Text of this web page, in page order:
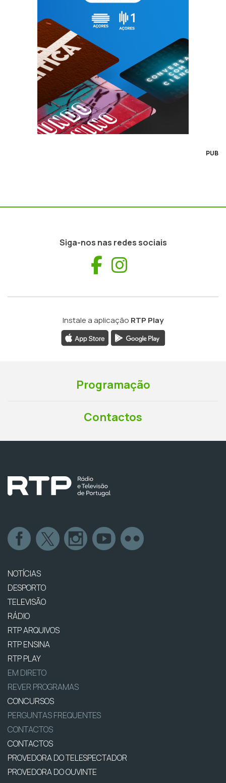
PUB
Siga-nos nas redes sociais
Facebook
Instale a aplicação RTP Play
Programação
Contactos
NOTÍCIAS
DESPORTO
TELEVISÃO
RÁDIO
RTP ARQUIVOS
RTP ENSINA
RTP PLAY
EM DIRETO
REVER PROGRAMAS
CONCURSOS
PERGUNTAS FREQUENTES
CONTACTOS
CONTACTOS
PROVEDORA DO TELESPECTADOR
PROVEDORA DO OUVINTE